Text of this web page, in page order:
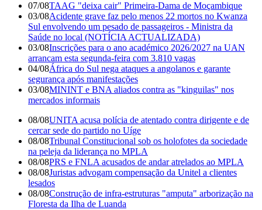
07/08TAAG "deixa cair" Primeira-Dama de Moçambique
03/08Acidente grave faz pelo menos 22 mortos no Kwanza
Sul envolvendo um pesado de passageiros - Ministra da
Saúde no local (NOTÍCIA ACTUALIZADA)
03/08Inscrições para o ano académico 2026/2027 na UAN
arrancam esta segunda-feira com 3.810 vagas
04/08África do Sul nega ataques a angolanos e garante
segurança após manifestações
03/08MININT e BNA aliados contra as "kinguilas" nos
mercados informais
08/08UNITA acusa polícia de atentado contra dirigente e de
cercar sede do partido no Uíge
08/08Tribunal Constitucional sob os holofotes da sociedade
na peleja da liderança no MPLA
08/08PRS e FNLA acusados de andar atrelados ao MPLA
08/08Juristas advogam compensação da Unitel a clientes
lesados
08/08Construção de infra-estruturas "amputa" arborização na
Floresta da Ilha de Luanda